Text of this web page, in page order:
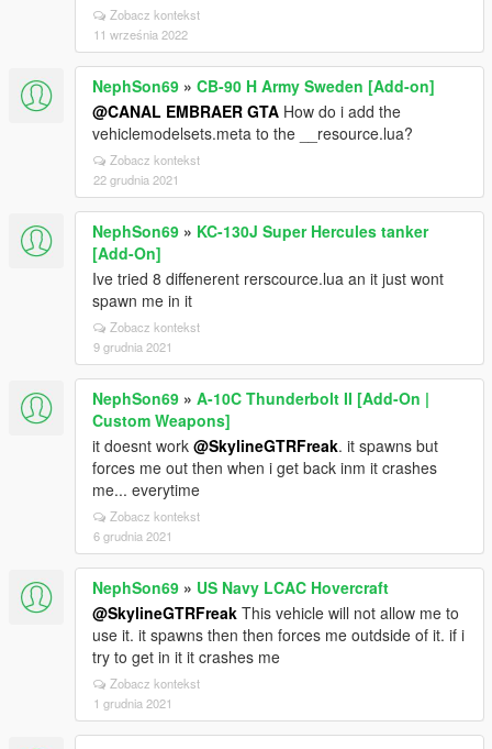
Zobacz kontekst
11 września 2022
NephSon69 » CB-90 H Army Sweden [Add-on]
@CANAL EMBRAER GTA How do i add the
vehiclemodelsets.meta to the __resource.lua?
Zobacz kontekst
22 grudnia 2021
NephSon69 » KC-130J Super Hercules tanker
[Add-On]
Ive tried 8 diffenerent rerscource.lua an it just wont
spawn me in it
Zobacz kontekst
9 grudnia 2021
NephSon69 » A-10C Thunderbolt II [Add-On |
Custom Weapons]
it doesnt work @SkylineGTRFreak. it spawns but
forces me out then when i get back inm it crashes
me... everytime
Zobacz kontekst
6 grudnia 2021
NephSon69 » US Navy LCAC Hovercraft
@SkylineGTRFreak This vehicle will not allow me to
use it. it spawns then then forces me outdside of it. if i
try to get in it it crashes me
Zobacz kontekst
1 grudnia 2021